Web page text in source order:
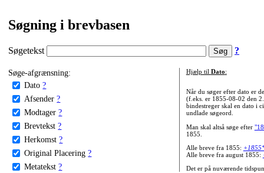
Søgning i brevbasen
Søgetekst ?
Søge-afgrænsning:
Dato ?
Afsender ?
Modtager ?
Brevtekst ?
Herkomst ?
Original Placering ?
Metatekst ?
Hjælp til Dato:
Når du søger efter dato er
(f.eks. er 1855-08-02 den
bindestreger skal en dato i
undlade søgeord.
Man skal altså søge efter
1855.
Alle breve fra 1855:
Alle breve fra august 1855:
Det er på nuværende